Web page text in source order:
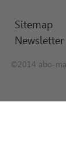
Sitemap
Newsletter
©2014 abo-